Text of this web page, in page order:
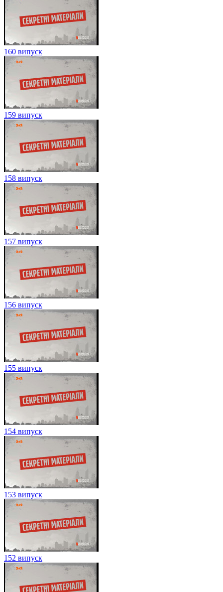
160 випуск
159 випуск
158 випуск
157 випуск
156 випуск
155 випуск
154 випуск
153 випуск
152 випуск